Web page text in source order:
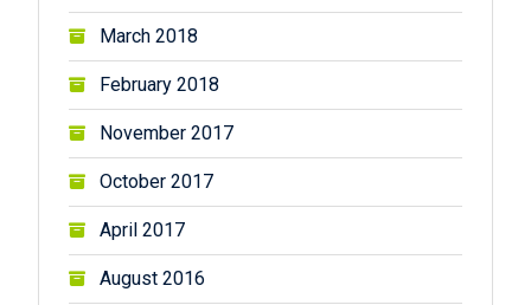
March 2018
February 2018
November 2017
October 2017
April 2017
August 2016